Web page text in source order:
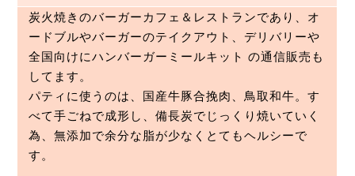
炭火焼きのバーガーカフェ＆レストランであり、オ
ードブルやバーガーのテイクアウト、デリバリーや
全国向けにハンバーガーミールキット の通信販売も
してます。
パティに使うのは、国産牛豚合挽肉、鳥取和牛。す
べて手ごねで成形し、備長炭でじっくり焼いていく
為、無添加で余分な脂が少なくとてもヘルシーで
す。